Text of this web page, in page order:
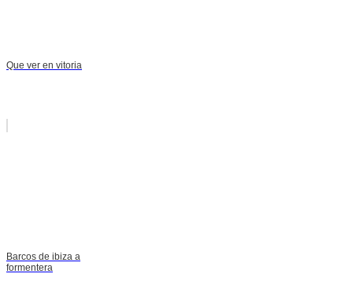
Que ver en vitoria
Barcos de ibiza a
formentera